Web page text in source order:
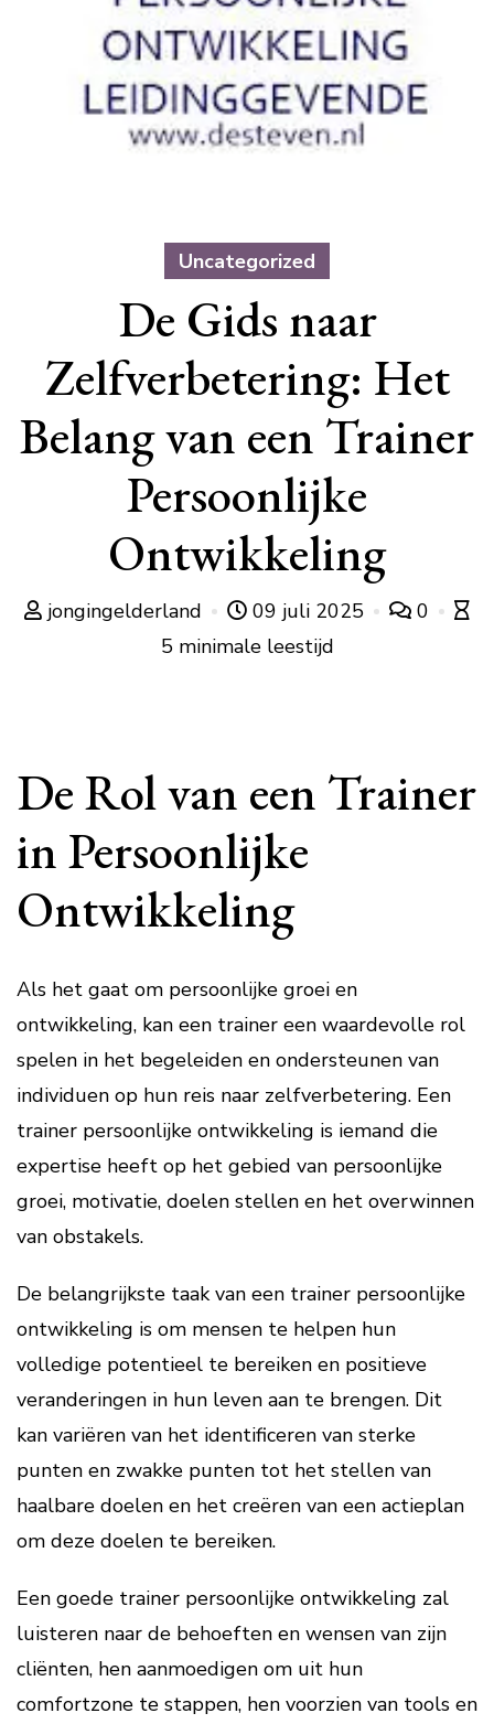
Uncategorized
De Gids naar
Zelfverbetering: Het
Belang van een Trainer
Persoonlijke
Ontwikkeling
jongingelderland 09 juli 2025
0
5 minimale leestijd
De Rol van een Trainer
in Persoonlijke
Ontwikkeling
Als het gaat om persoonlijke groei en
ontwikkeling, kan een trainer een waardevolle rol
spelen in het begeleiden en ondersteunen van
individuen op hun reis naar zelfverbetering. Een
trainer persoonlijke ontwikkeling is iemand die
expertise heeft op het gebied van persoonlijke
groei, motivatie, doelen stellen en het overwinnen
van obstakels.
De belangrijkste taak van een trainer persoonlijke
ontwikkeling is om mensen te helpen hun
volledige potentieel te bereiken en positieve
veranderingen in hun leven aan te brengen. Dit
kan variëren van het identificeren van sterke
punten en zwakke punten tot het stellen van
haalbare doelen en het creëren van een actieplan
om deze doelen te bereiken.
Een goede trainer persoonlijke ontwikkeling zal
luisteren naar de behoeften en wensen van zijn
cliënten, hen aanmoedigen om uit hun
comfortzone te stappen, hen voorzien van tools en